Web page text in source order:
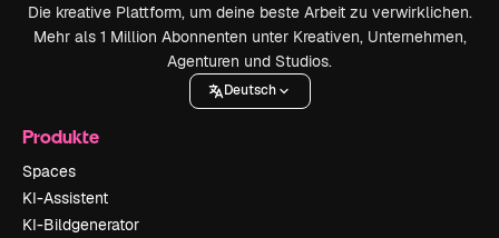
Die kreative Plattform, um deine beste Arbeit zu verwirklichen.
Mehr als 1 Million Abonnenten unter Kreativen, Unternehmen,
Agenturen und Studios.
Deutsch
Produkte
Spaces
KI-Assistent
KI-Bildgenerator